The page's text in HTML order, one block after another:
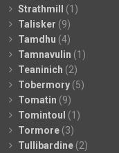
Strathmill
(1)
Talisker (9)
Tamdhu (4)
Tamnavulin (1)
Teaninich (2)
Tobermory (5)
Tomatin (9)
Tomintoul (1)
Tormore (3)
Tullibardine (2)